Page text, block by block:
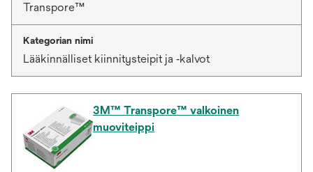
Transpore™
Kategorian nimi
Lääkinnälliset kiinnitysteipit ja ‑kalvot
3M™ Transpore™ valkoinen
muoviteippi